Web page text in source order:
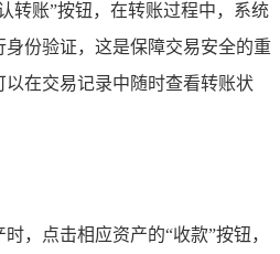
转账”按钮，在转账过程中，系统
份验证，这是保障交易安全的重
在交易记录中随时查看转账状
，点击相应资产的“收款”按钮，